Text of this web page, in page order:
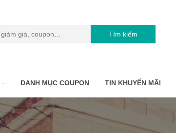
Tìm kiếm
DANH MỤC COUPON TIN KHUYẾN MÃI